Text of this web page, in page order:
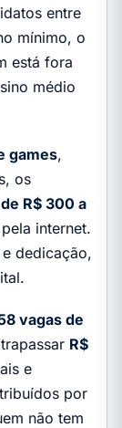
entre
mínimo, o
está fora
médio
games,
os
R$ 300 a
internet.
dedicação,
vagas de
R$
e
por
não tem